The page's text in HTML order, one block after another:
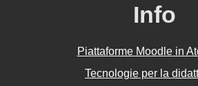
Info
Piattaforme Moodle in
Tecnologie per la